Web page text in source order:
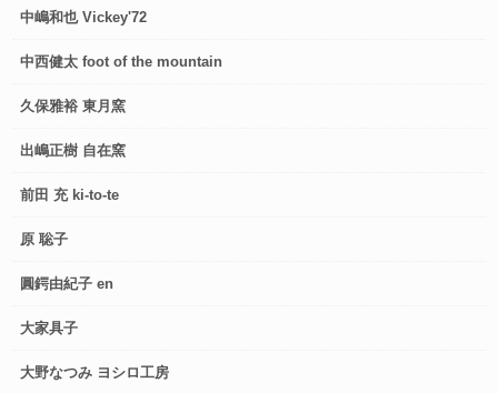
中嶋和也 Vickey'72
中西健太 foot of the mountain
久保雅裕 東月窯
出嶋正樹 自在窯
前田 充 ki-to-te
原 聡子
圓鍔由紀子 en
大家具子
大野なつみ ヨシロ工房